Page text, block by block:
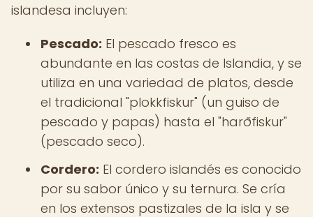
islandesa incluyen:
Pescado: El pescado fresco es
abundante en las costas de Islandia, y se
utiliza en una variedad de platos, desde
el tradicional "plokkfiskur" (un guiso de
pescado y papas) hasta el "harðfiskur"
(pescado seco).
Cordero: El cordero islandés es conocido
por su sabor único y su ternura. Se cría
en los extensos pastizales de la isla y se